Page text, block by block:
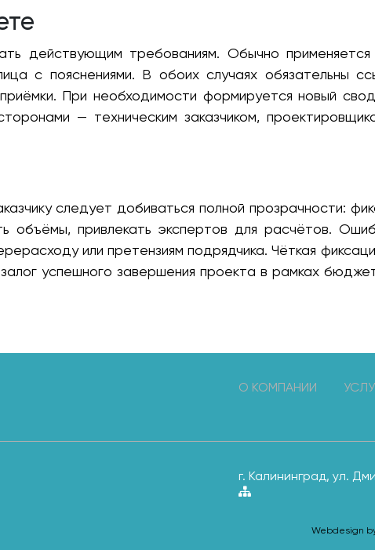
действующим требованиям. Обычно
с пояснениями. В обоих случаях обязательны
При необходимости формируется новый
— техническим заказчиком,
следует добиваться полной прозрачности:
объёмы, привлекать экспертов для расчётов.
или претензиям подрядчика. Чёткая
успешного завершения проекта в рамках
О КОМПАНИИ
г. Калининград, ул.
Webdesign